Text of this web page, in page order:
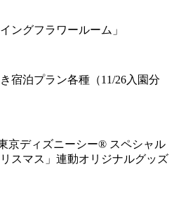
ングフラワールーム」
宿泊プラン各種（11/26入園分
京ディズニーシー® スペシャル
スマス」連動オリジナルグッズ